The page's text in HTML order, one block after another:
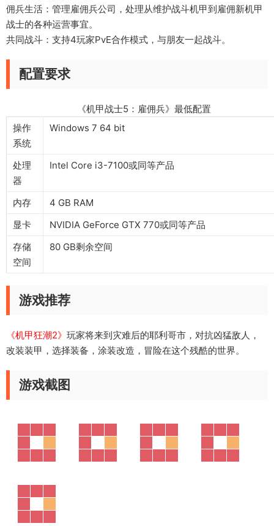
佣兵生活：管理雇佣兵公司，处理从维护战斗机甲到雇佣新机甲
战士的各种运营事宜。
共同战斗：支持4玩家PvE合作模式，与朋友一起战斗。
配置要求
《机甲战士5：雇佣兵》最低配置
操作
系统
Windows 7 64 bit
处理
器
Intel Core i3-7100或同等产品
内存
4 GB RAM
显卡
NVIDIA GeForce GTX 770或同等产品
存储
空间
80 GB剩余空间
游戏推荐
《机甲狂潮2》 玩家将来到灾难后的耶利哥市，对抗凶猛敌人，
改装装甲，选择装备，涂装改造，冒险在这个残酷的世界。
游戏截图